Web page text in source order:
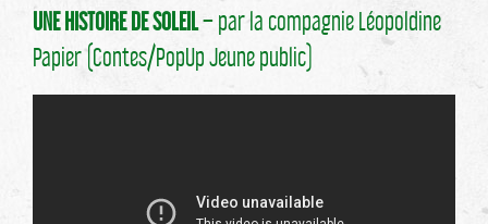
UNE HISTOIRE DE SOLEIL– par la compagnie Léopoldine
Papier (Contes/PopUp Jeune public)